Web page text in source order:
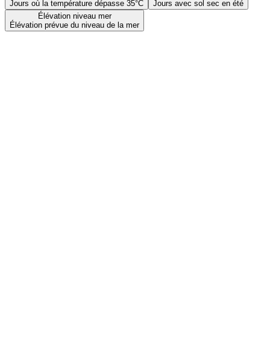
Jours où la température dépasse 35°C
Jours avec sol sec en été
Élévation niveau mer
Élévation prévue du niveau de la mer